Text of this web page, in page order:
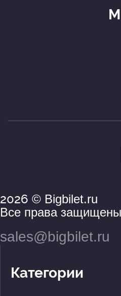
2026 © Bigbilet.ru
Все права защищены
sales@bigbilet.ru
Категории